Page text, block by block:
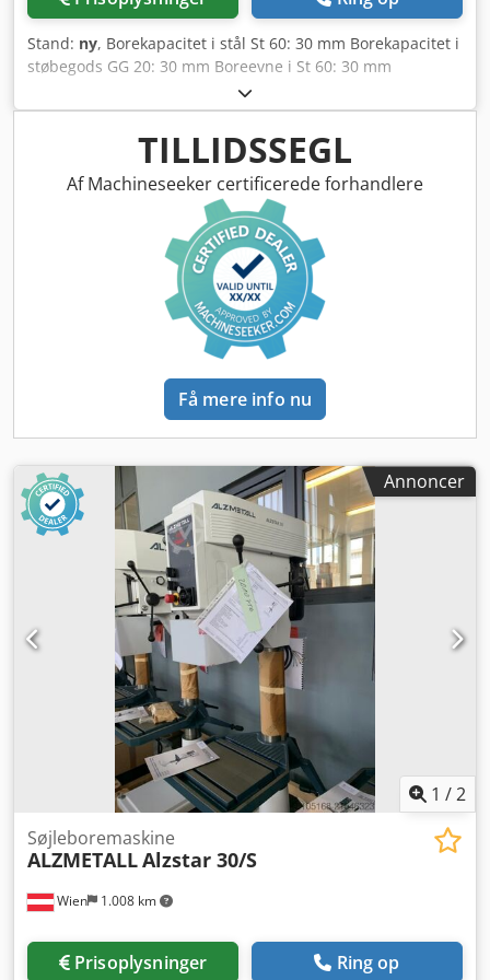
Stand: ny, Borekapacitet i stål St 60: 30 mm Borekapacitet i
støbegods GG 20: 30 mm Boreevne i St 60: 30 mm
Gevindskæring i ST 60: M16 Gevindskæring i GG 20: M20
Kort spindel MK 3 Spindelslag: 140 mm Dksdpfx Acjyvvn
Njior Udladning: 293 mm Søjlediameter: 115 mm
Maskinbord – nyttig anlægsflade: 514 x 360 mm T-noter –
antal, bredde, afstand: 2 x 14 x 224 mm Afstand spindel-
bord min./max.: 132 / 724 mm Fremføring: manuelt
Spindelhastigheder – trinløse: 100 – 1.800 o/min Samlet
effektbehov: 1,0/1,6 kW Maskinens vægt ca.: 260 kg
Standardudstyr: - Svampeformet trykknap (rastende) til
nødstop - Omskifter for højre- og venstreløb -
Motorsikringsafbryder - Trinløs omdrejningstalregulering -
Digital omdrejningstæller - Beskyttelsesklasse IP 54 -
Tilslutningsstik (færdigmonteret) - Spindelbeskyttelse med
elektrisk sikring - Lakering: DD-strukturmaling signalhvid
RAL 9003, Pantone 7545c, sort Ekstraudstyr: Pos. 12 LED-
maskinlampe med radialt justerbar lysstråle,
TILLIDSSEGL
Af Machineseeker certificerede forhandlere
Få mere info nu
Annoncer
1 /2
Wien 1.008 km
Søjleboremaskine
ALZMETALLAlzstar 30/S
Prisoplysninger Ring op